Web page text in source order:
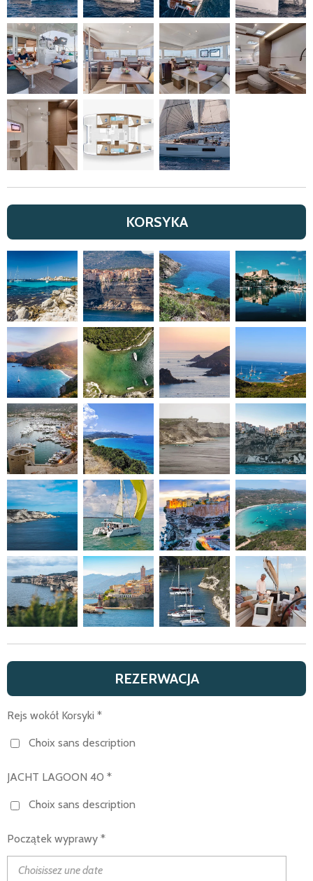
KORSYKA
REZERWACJA
Rejs wokół Korsyki *
Choix sans description
JACHT LAGOON 40 *
Choix sans description
Początek wyprawy *